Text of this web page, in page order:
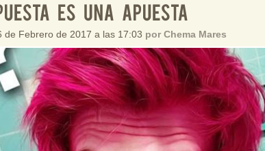
de Febrero de 2017 a las 17:03 por Chema Mares